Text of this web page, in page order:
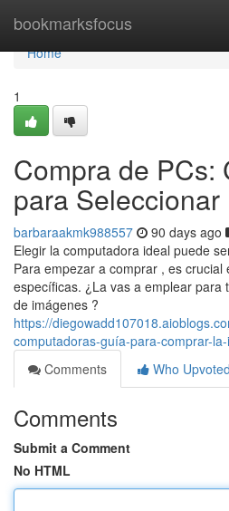
bookmarksfocus
Home
Home
1
Compra de PCs:
para
barbaraakmk988557 90 days ago
Elegir la computadora ideal puede
Para empezar a comprar , es crucial
específicas. ¿La vas a emplear para
de imágenes ?
https://
computadoras-guía-para-comprar-
Comments
Who Upvoted
Comments
Submit a Comment
No HTML